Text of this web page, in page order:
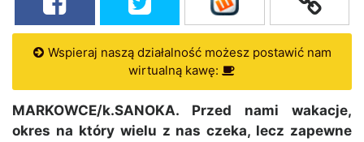
Wspieraj naszą działalność możesz postawić nam
wirtualną kawę:
MARKOWCE/k.SANOKA. Przed nami wakacje,
okres na który wielu z nas czeka, lecz zapewne